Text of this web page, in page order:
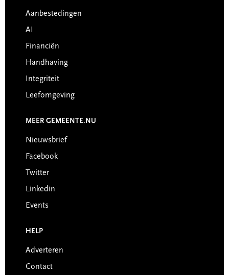
Aanbestedingen
AI
Financiën
Handhaving
Integriteit
Leefomgeving
MEER GEMEENTE.NU
Nieuwsbrief
Facebook
Twitter
Linkedin
Events
HELP
Adverteren
Contact